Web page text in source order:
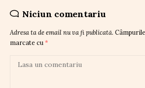
Niciun comentariu
Adresa ta de email nu va fi publicată.
marcate cu *